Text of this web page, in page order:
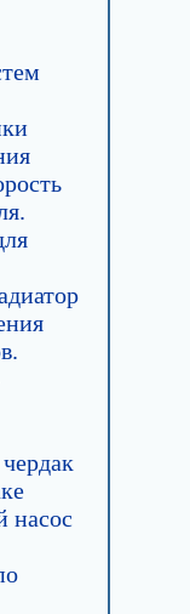
насос